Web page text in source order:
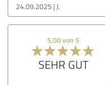
24.09.2025 J.
5,00 von 5
SEHR GUT